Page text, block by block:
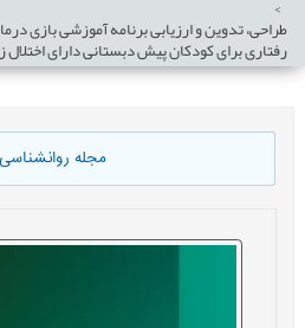
طراحی، تدوین و ارزیابی برنامه آموزشی بازی
رفتاری برای کودکان پیش دبستانی دارای اختلال
مجله روانشناسی